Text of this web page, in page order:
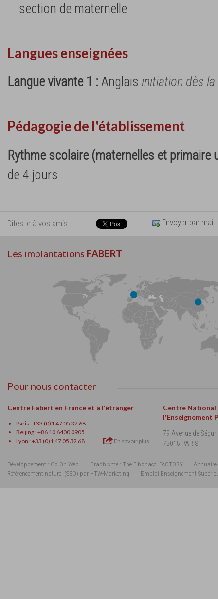
section de maternelle
Langues enseignées
Langue vivante 1 :Anglais initiation dès
Pédagogie de l'établissement
Rythme scolaire (maternelles et primaire
de 4 jours
Dites le à vos amis : Envoyer par mail
Les implantations FABERT
Pour nous contacter
Centre Fabert en France et à l'étranger
Paris : +33 (0)1 47 05 32 68
Beijing : +86 10 6400 0905
Lyon : +33 (0)1 47 05 32 68
En savoir plus
Centre National
l'Enseignement
79 Avenue de Ségur
75015 PARIS
Développement : Go On Web Graphisme : The Fibonacci FACTORY
Annuaire
Référencement naturel (SEO) par HTW-Marketing
Emploi Enseignement